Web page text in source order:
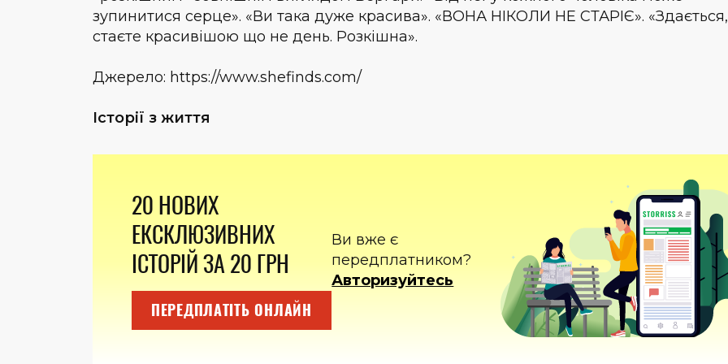
зупинитися серце». «Ви така дуже красива». «ВОНА НІКОЛИ НЕ СТАРІЄ».
стаєте красивішою що не день. Розкішна».
Джерело: https://www.shefinds.com/
Історії з життя
20 НОВИХ
ЕКСКЛЮЗИВНИХ
ІСТОРІЙ ЗА 20 ГРН
ПЕРЕДПЛАТІТЬ ОНЛАЙН
Ви вже є
передплатником?
Авторизуйтесь